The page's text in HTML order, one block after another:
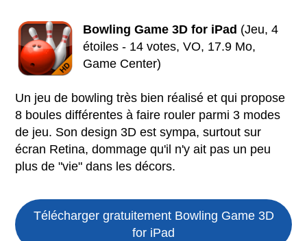
Bowling Game 3D for iPad (Jeu, 4
étoiles - 14 votes, VO, 17.9 Mo,
Game Center)
Un jeu de bowling très bien réalisé et qui propose
8 boules différentes à faire rouler parmi 3 modes
de jeu. Son design 3D est sympa, surtout sur
écran Retina, dommage qu'il n'y ait pas un peu
plus de "vie" dans les décors.
Télécharger gratuitement Bowling Game 3D
for iPad